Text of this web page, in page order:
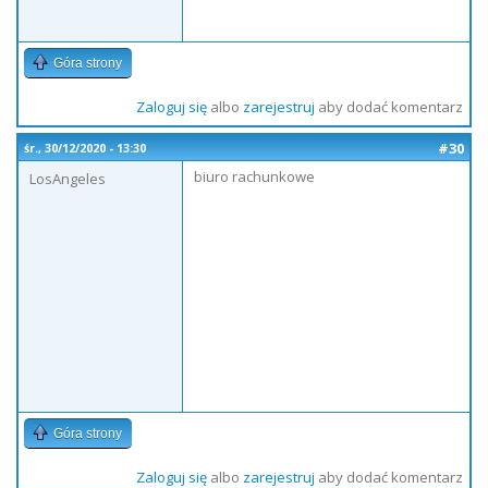
Góra strony
Zaloguj sięalbo zarejestruj aby dodać komentarz
śr., 30/12/2020 - 13:30
#30
LosAngeles
biuro rachunkowe
Góra strony
Zaloguj sięalbo zarejestruj aby dodać komentarz